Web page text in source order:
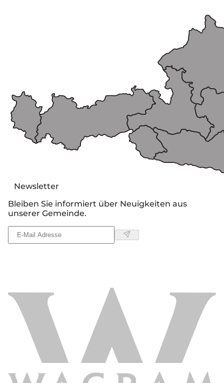
Newsletter
Bleiben Sie informiert über Neuigkeiten aus
unserer Gemeinde.